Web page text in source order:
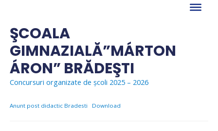
content
ŞCOALA
GIMNAZIALĂ”MÁRTON
ÁRON” BRĂDEŞTI
Concursuri organizate de școli 2025 – 2026
Anunt post didactic Bradesti Download